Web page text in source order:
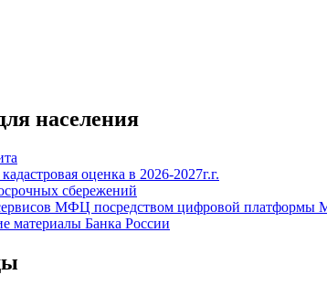
населения
оценка в 2026-2027г.г.
сбережений
МФЦ посредством цифровой платформы
материалы Банка России